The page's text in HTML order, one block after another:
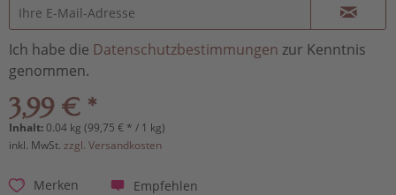
Ich habe die Datenschutzbestimmungen zur Kenntnis
genommen.
3,99 € *
Inhalt:0.04 kg (99,75 € * / 1 kg)
inkl. MwSt. zzgl. Versandkosten
Merken Empfehlen